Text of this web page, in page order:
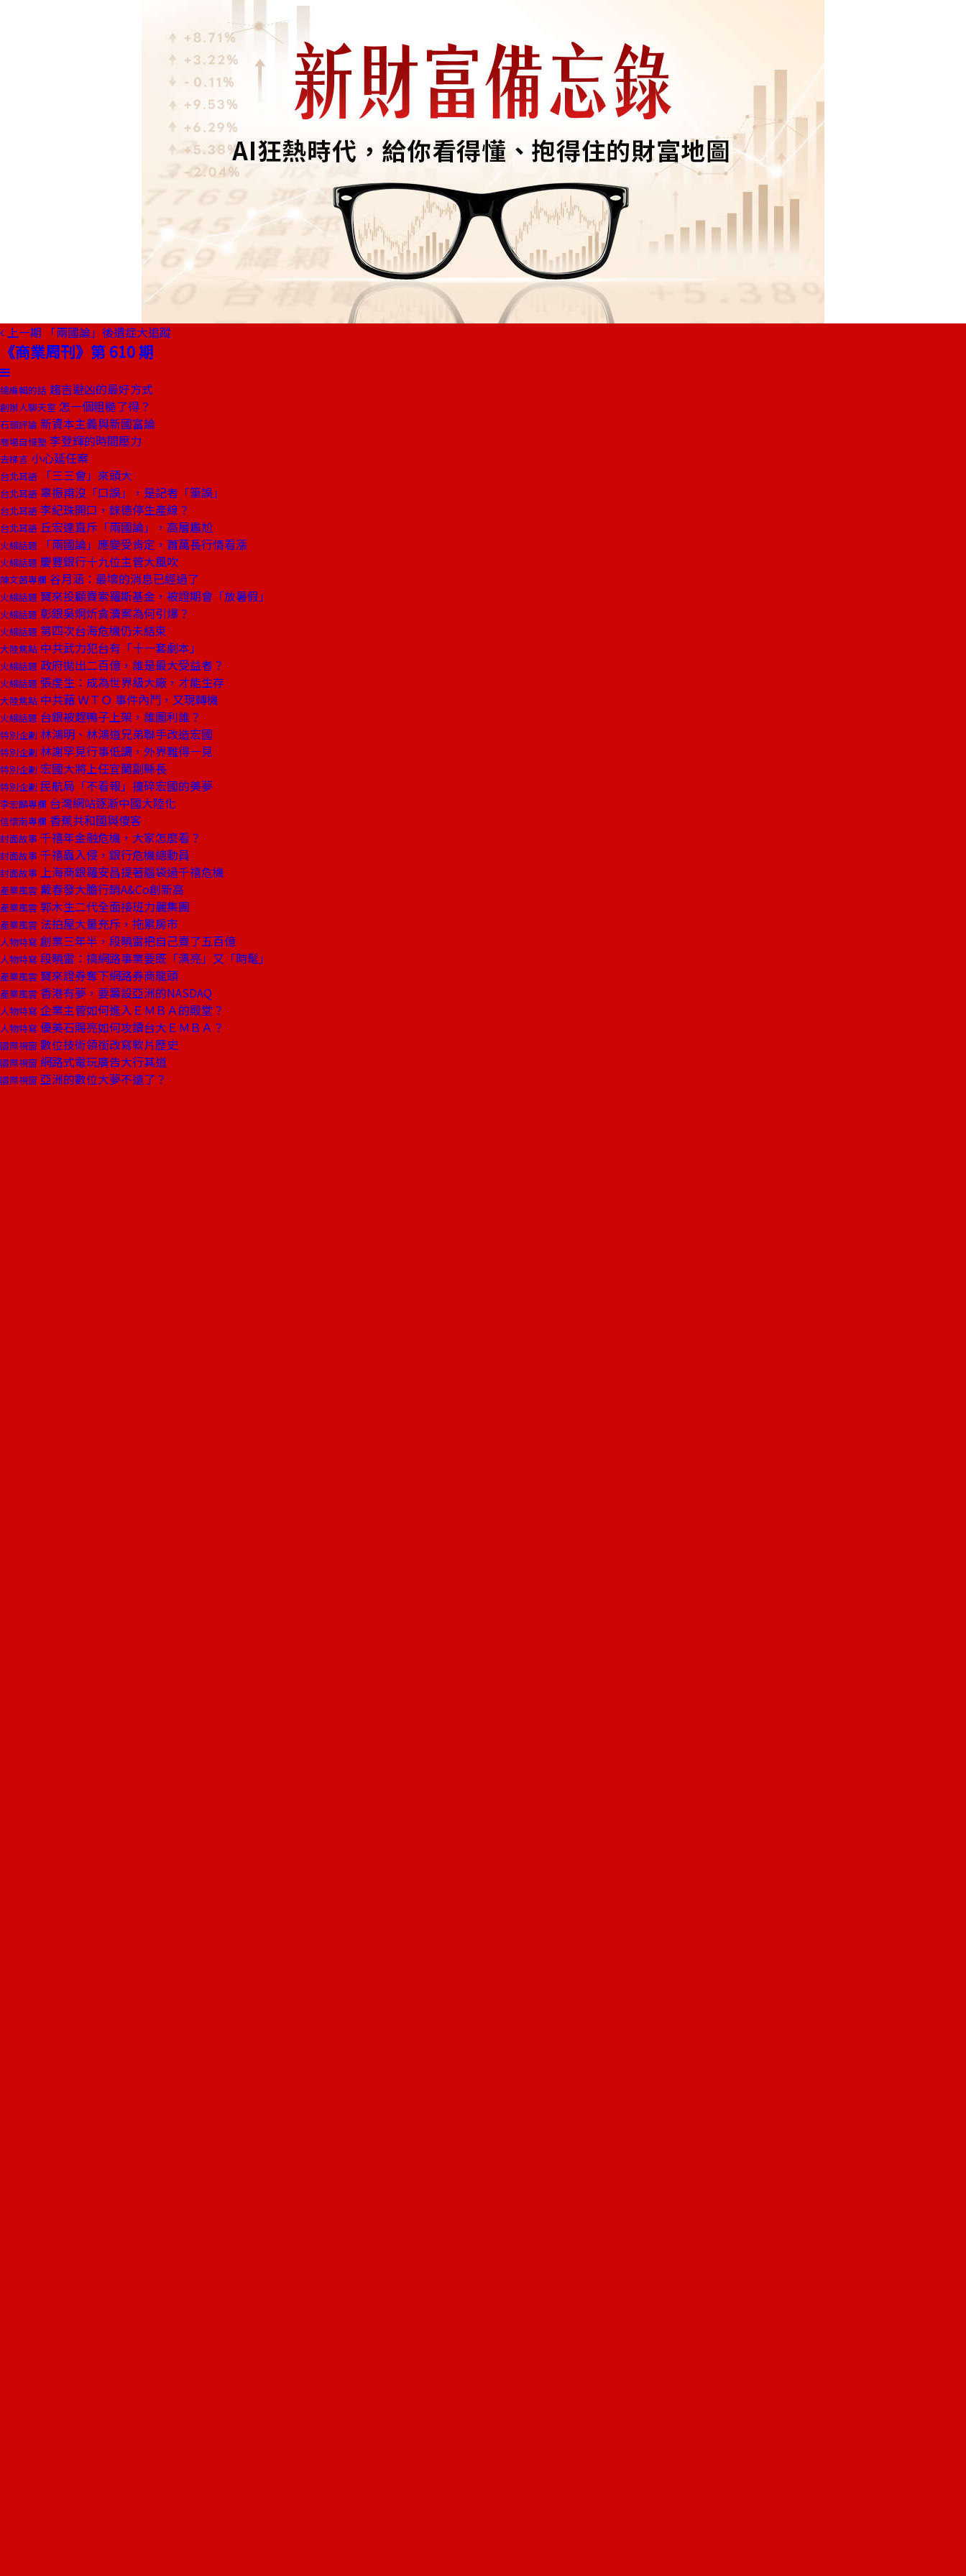
上一期 「兩國論」後遺症大追蹤
《商業周刊》第 610 期
總編輯的話 趨吉避凶的最好方式
創辦人聊天室 怎一個粗糙了得？
石頭評論 新資本主義與新國富論
商場自慢塾 李登輝的時間壓力
去梯言 小心延任案
台北耳語 「三三會」來頭大
台北耳語 辜振甫沒「口誤」，是記者「筆誤」
台北耳語 李紀珠開口，錸德停生產線？
台北耳語 丘宏達直斥「兩國論」，高層尷尬
火線話題 「兩國論」應變受肯定，蕭萬長行情看漲
火線話題 慶豐銀行十九位主管大風吹
陳文茜專欄 谷月涵：最壞的消息已經過了
火線話題 寶來投顧賣索羅斯基金，被證期會「放暑假」
火線話題 彰銀吳炯炘貪瀆案為何引爆？
火線話題 第四次台海危機仍未結束
大陸焦點 中共武力犯台有「十一套劇本」
火線話題 政府拋出二百億，誰是最大受益者？
火線話題 張虔生：成為世界級大廠，才能生存
大陸焦點 中共藉 ＷＴＯ 事件內鬥，又現轉機
火線話題 台銀被趕鴨子上架，誰圖利誰？
特別企劃 林鴻明、林鴻道兄弟聯手改造宏國
特別企劃 林謝罕見行事低調，外界難得一見
特別企劃 宏國大將上任宜蘭副縣長
特別企劃 民航局「不看報」撞碎宏國的美夢
李宏麟專欄 台灣網站逐漸中國大陸化
信懷南專欄 香蕉共和國與傻客
封面故事 千禧年金融危機，大家怎麼看？
封面故事 千禧蟲入侵，銀行危機總動員
封面故事 上海商銀羅安昌提著腦袋過千禧危機
產業風雲 戴春發大膽行銷A&Co創新高
產業風雲 郭木生二代全面接班力麗集團
產業風雲 法拍屋大量充斥，拖累房市
人物特寫 創業三年半，段曉雷把自己賣了五百億
人物特寫 段曉雷：搞網路事業要既「漂亮」又「時髦」
產業風雲 寶來證券奪下網路券商龍頭
產業風雲 香港有夢，要籌設亞洲的NASDAQ
人物特寫 企業主管如何進入ＥＭＢＡ的殿堂？
人物特寫 優美石賜亮如何攻讀台大ＥＭＢＡ？
國際視窗 數位技術領銜改寫軟片歷史
國際視窗 網路式電玩廣告大行其道
國際視窗 亞洲的數位大夢不遠了？